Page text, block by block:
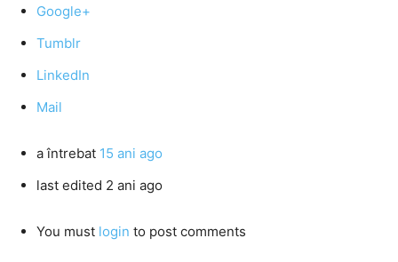
Google+
Tumblr
LinkedIn
Mail
a întrebat 15 ani ago
last edited 2 ani ago
You must login to post comments